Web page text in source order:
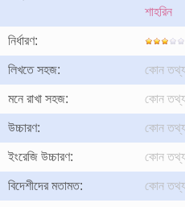
শাহরিন
নির্ধারণ:
লিখতে সহজ: কোন
মনে রাখা সহজ: কোন
উচ্চারণ: কোন
ইংরেজি উচ্চারণ: কোন
বিদেশীদের মতামত: কোন